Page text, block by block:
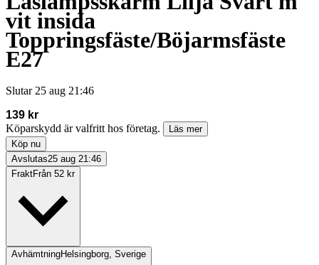
vit insida
Toppringsfäste/Böjarmsfäste
E27
Slutar 25 aug 21:46
139 kr
Köparskydd är valfritt hos företag.
Läs mer
Köp nu
Avslutas25 aug 21:46
FraktFrån 52 kr
AvhämtningHelsingborg, Sverige